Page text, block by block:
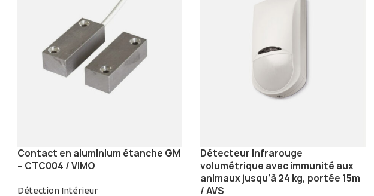
Contact en aluminium étanche GM
– CTC004 / VIMO
Détection Intérieur
Détecteur infrarouge
volumétrique avec immunité aux
animaux jusqu’à 24 kg, portée 15m
/ AVS